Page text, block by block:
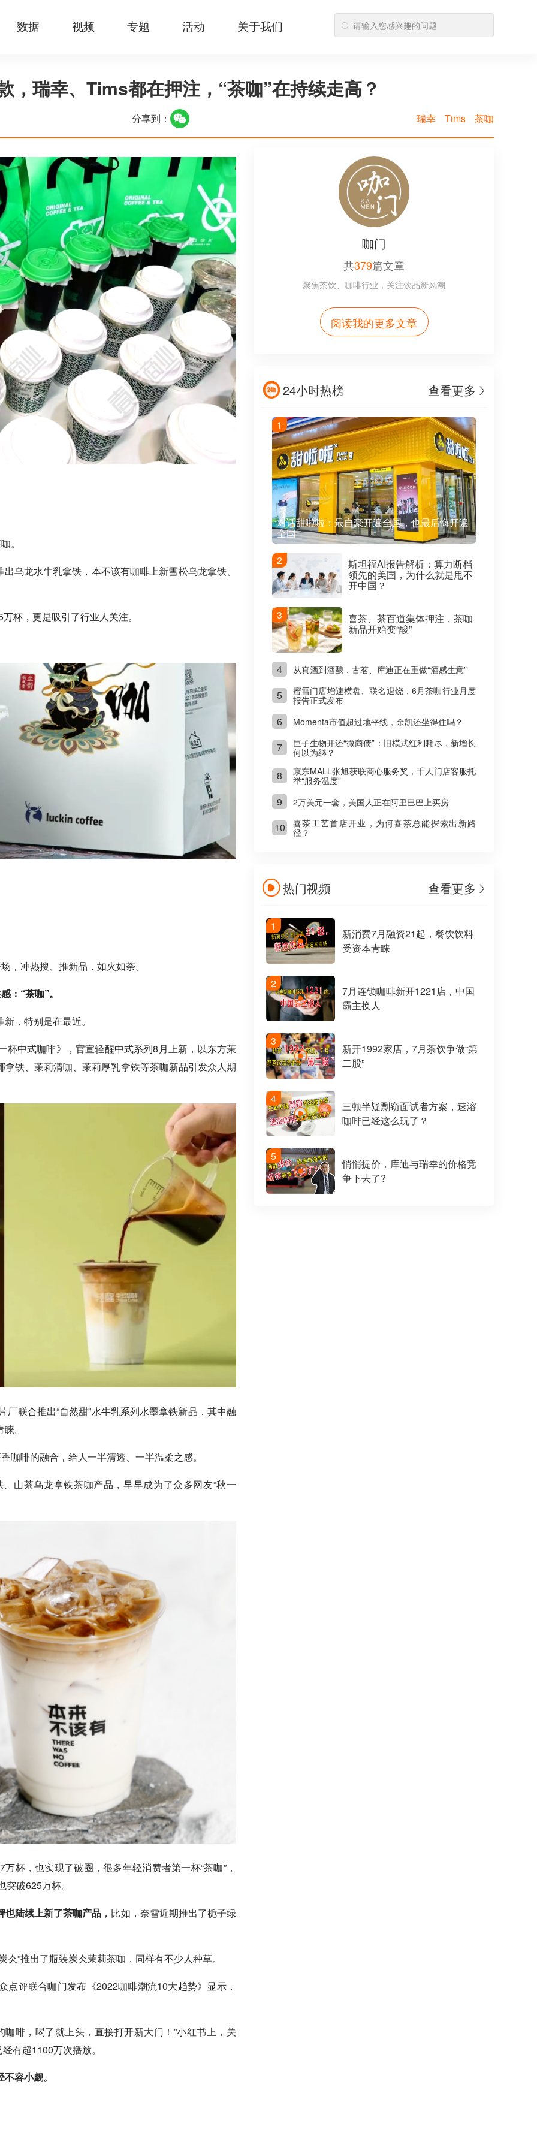
数据 视频 专题 活动 关于我们
，瑞幸、Tims都在押注，“茶咖”在持续走高？
分享到： 瑞幸 Tims 茶咖
。
出乌龙水牛乳拿铁，本不该有咖啡上新雪松乌龙拿铁、
杯，更是吸引了行业人关注。
，冲热搜、推新品，如火如荼。
：“茶咖”。
，特别是在最近。
中式咖啡》，官宣轻醒中式系列8月上新，以东方茉
铁、茉莉清咖、茉莉厚乳拿铁等茶咖新品引发众人期
联合推出“自然甜”水牛乳系列水墨拿铁新品，其中融
。
咖啡的融合，给人一半清透、一半温柔之感。
山茶乌龙拿铁茶咖产品，早早成为了众多网友“秋一
杯，也实现了破圈，很多年轻消费者第一杯“茶咖”，
突破625万杯。
也陆续上新了茶咖产品 ，比如，奈雪近期推出了栀子绿
”推出了瓶装炭仌茉莉茶咖，同样有不少人种草。
评联合咖门发布《2022咖啡潮流10大趋势》显示，
啡，喝了就上头，直接打开新大门！”小红书上，关
有超1100万次播放。
容小觑。
咖门
共379篇文章
聚焦茶饮、咖啡行业，关注饮品新风潮
阅读我的更多文章
24小时热榜 查看更多
对话甜啦啦：最自豪开遍全国，也最后悔开遍
全国
1
斯坦福AI报告解析：算力断档
领先的美国，为什么就是甩不
开中国？
2
喜茶、茶百道集体押注，茶咖
新品开始变“酸”
3
4 从真酒到酒酿，古茗、库迪正在重做“酒感生意”
5
蜜雪门店增速横盘、联名退烧，6月茶咖行业月度
报告正式发布
6 Momenta市值超过地平线，余凯还坐得住吗？
7
巨子生物开还“微商债”：旧模式红利耗尽，新增长
何以为继？
8
京东MALL张旭获联商心服务奖，千人门店客服托
举“服务温度”
9 2万美元一套，美国人正在阿里巴巴上买房
10
喜茶工艺首店开业，为何喜茶总能探索出新路
径？
热门视频 查看更多
1
新消费7月融资21起，餐饮饮料
受资本青睐
2
7月连锁咖啡新开1221店，中国
霸主换人
3
新开1992家店，7月茶饮争做“第
二股”
4
三顿半疑剽窃面试者方案，速溶
咖啡已经这么玩了？
5
悄悄提价，库迪与瑞幸的价格竞
争下去了?